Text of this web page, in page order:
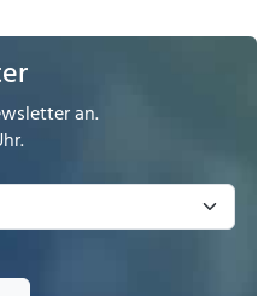
an.